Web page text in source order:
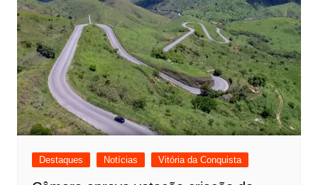
Destaques Notícias Vitória da Conquista